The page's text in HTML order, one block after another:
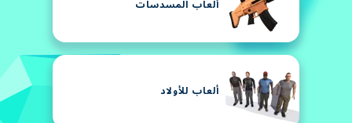
ألعاب المسدسات
ألعاب للأولاد